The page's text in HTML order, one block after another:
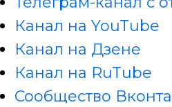
Канал на YouTube
Канал на Дзене
Канал на RuTube
Сообщество